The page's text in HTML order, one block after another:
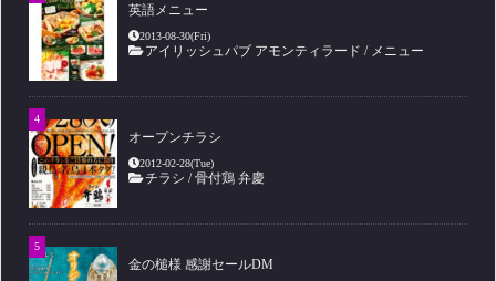
英語メニュー
2013-08-30(Fri)
アイリッシュパブ アモンティラード / メニュー
オープンチラシ
2012-02-28(Tue)
チラシ /骨付鶏 弁慶
金の槌様 感謝セールDM